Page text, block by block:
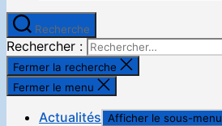
Recherche
Rechercher :
Fermer la recherche
Fermer le menu
Actualités Afficher le sous-menu